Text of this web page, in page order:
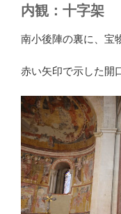
内観：十字架
南小後陣の裏に、宝
赤い矢印で示した開